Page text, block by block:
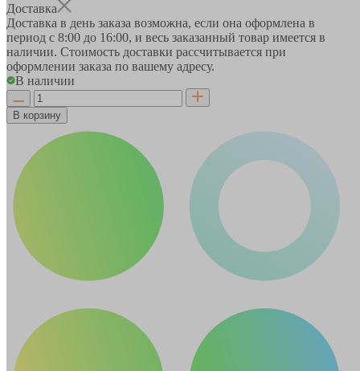
Доставка
Доставка в день заказа возможна, если она оформлена в
период с 8:00 до 16:00, и весь заказанный товар имеется в
наличии. Стоимость доставки рассчитывается при
оформлении заказа по вашему адресу.
В наличии
В корзину